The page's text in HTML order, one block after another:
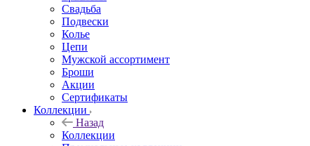
Свадьба
Подвески
Колье
Цепи
Мужской ассортимент
Броши
Акции
Сертификаты
Коллекции
Назад
Коллекции